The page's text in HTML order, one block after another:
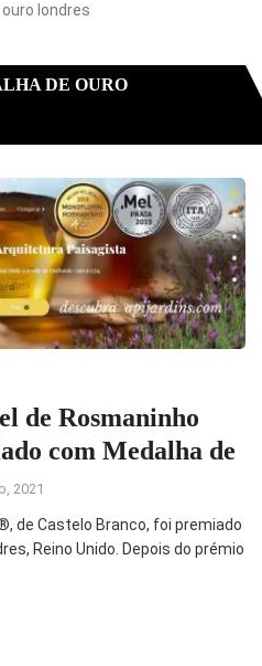
londres
DE OURO
de Rosmaninho
com Medalha de
2021
de Castelo Branco, foi premiado
Reino Unido. Depois do prémio